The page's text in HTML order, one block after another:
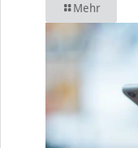
Mehr